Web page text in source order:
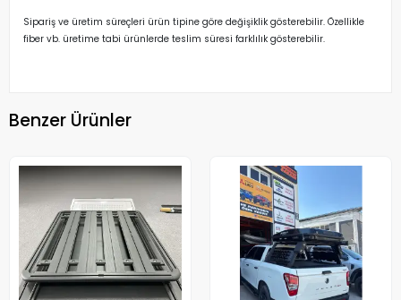
Sipariş ve üretim süreçleri ürün tipine göre değişiklik gösterebilir. Özellikle
fiber vb. üretime tabi ürünlerde teslim süresi farklılık gösterebilir.
Benzer Ürünler